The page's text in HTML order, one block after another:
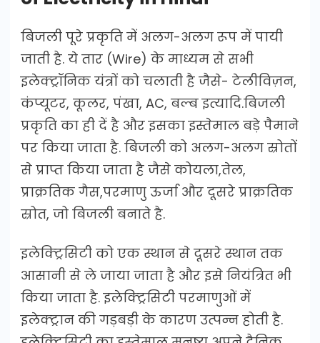
बिजली पूरे प्रकृति में अलग-अलग रूप में पायी
जाती है. ये तार (Wire) के माध्यम से सभी
इलेक्ट्रॉनिक यंत्रों को चलाती है जैसे- टेलीविज़न,
कंप्यूटर, कूलर, पंखा, AC, बल्ब इत्यादि.बिजली
प्रकृति का ही दें है और इसका इस्तेमाल बड़े पैमाने
पर किया जाता है. बिजली को अलग-अलग स्रोतों
से प्राप्त किया जाता है जैसे कोयला,तेल,
प्राक्रतिक गैस,परमाणु ऊर्जा और दूसरे प्राक्रतिक
स्रोत, जो बिजली बनाते है.
इलेक्ट्रिसिटी को एक स्थान से दूसरे स्थान तक
आसानी से ले जाया जाता है और इसे नियंत्रित भी
किया जाता है. इलेक्ट्रिसिटी परमाणुओं में
इलेक्ट्रान की गड़बड़ी के कारण उत्पन्न होती है.